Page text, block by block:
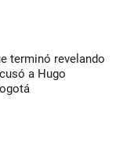
terminó revelando
a Hugo